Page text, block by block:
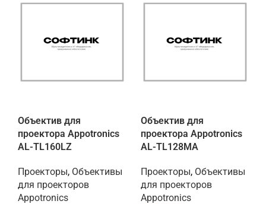
Объектив для
проектора Appotronics
AL-TL160LZ
Проекторы, Объективы
для проекторов
Appotronics
Объектив для
проектора Appotronics
AL-TL128MA
Проекторы, Объективы
для проекторов
Appotronics